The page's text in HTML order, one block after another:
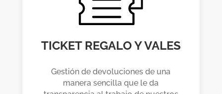
TICKET REGALO Y VALES
Gestión de devoluciones de una
manera sencilla que le da